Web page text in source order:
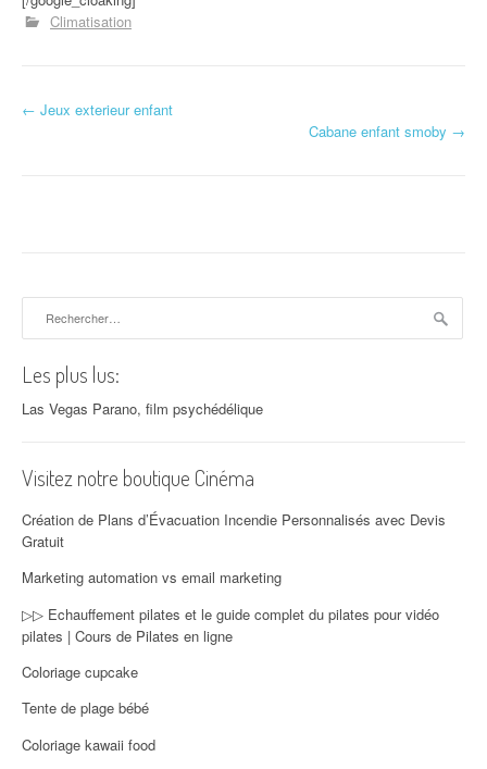
Climatisation
← Jeux exterieur enfant
Cabane enfant smoby →
Les plus lus:
Las Vegas Parano, film psychédélique
Visitez notre boutique Cinéma
Création de Plans d’Évacuation Incendie Personnalisés avec Devis
Gratuit
Marketing automation vs email marketing
▷▷ Echauffement pilates et le guide complet du pilates pour vidéo
pilates | Cours de Pilates en ligne
Coloriage cupcake
Tente de plage bébé
Coloriage kawaii food